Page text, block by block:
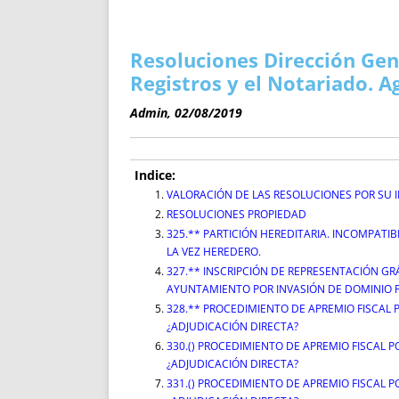
A MANO
FUTURAS NORMAS
Resoluciones Dirección
Registros y el Notariado.
Admin, 02/08/2019
Indice:
VALORACIÓN DE LAS RESOLUCIONES POR SU
RESOLUCIONES PROPIEDAD
325.** PARTICIÓN HEREDITARIA.
LA VEZ HEREDERO.
327.** INSCRIPCIÓN DE REPRESENTACIÓN
AYUNTAMIENTO POR INVASIÓN DE DOMINIO
328.** PROCEDIMIENTO DE APREMIO FISCAL
¿ADJUDICACIÓN DIRECTA?
330.() PROCEDIMIENTO DE APREMIO FISCAL
¿ADJUDICACIÓN DIRECTA?
331.() PROCEDIMIENTO DE APREMIO FISCAL